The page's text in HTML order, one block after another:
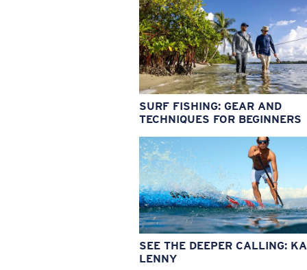
SURF FISHING: GEAR AND
TECHNIQUES FOR BEGINNERS
SEE THE DEEPER CALLING:
LENNY